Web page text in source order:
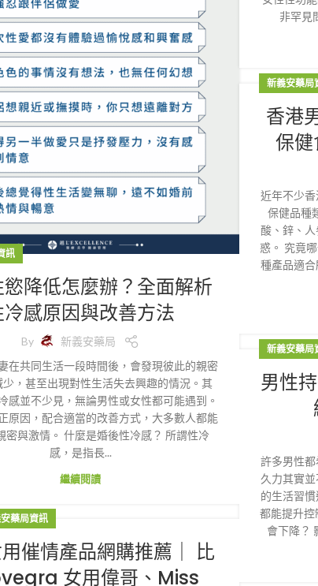
訊
降低怎麼辦？全面解析
感原因與改善方法
By
新義安藥局
在共同生活一段時間後，會發現彼此的親密
少，甚至出現對性生活失去興趣的情況。其
感並不少見，無論男性或女性都可能遇到。
原因，配合適當的改善方式，大多數人都能
密與激情。 什麼是婚後性冷感？ 所謂性冷
感，是指長...
繼續閱讀
非罕見
新義安藥局
香港
保
近年不少
保健品種
酸、鋅、
惑。 究竟
種產品適
新義安藥局
男性
許多男性
久力其實
的生活習
都能提升控
會下降？
藥局資訊
催情產品網購推薦｜ 比
女用偉哥、Miss